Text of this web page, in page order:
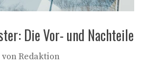
Die Vor- und Nachteile
vonRedaktion